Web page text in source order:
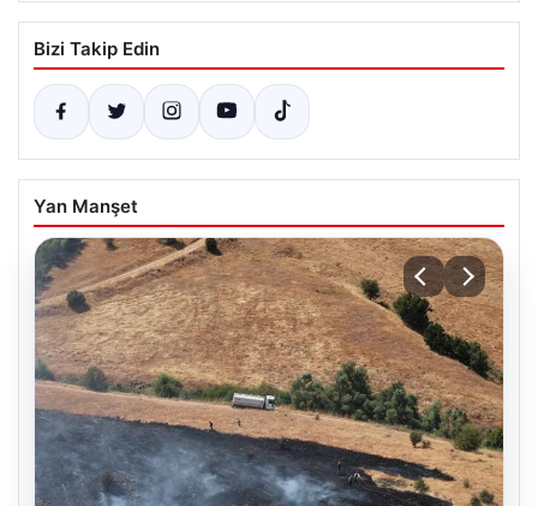
Bizi Takip Edin
Yan Manşet